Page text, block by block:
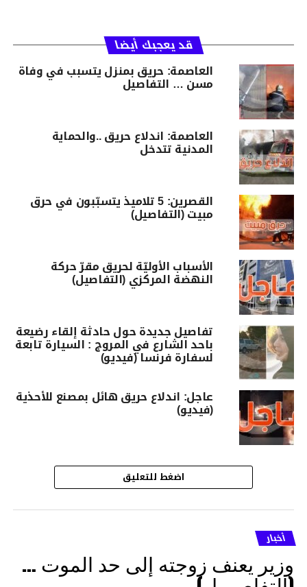
قد يعجبك أيضا
العاصمة: حريق بمنزل يتسبب في وفاة
مسن … التفاصيل
العاصمة: اندلاع حريق ..والحماية
المدنية تتدخل
القصرين: 5 تلاميذ يتسبّبون في حرق
مبيت (التفاصيل)
الأسباب الأوليّة لحريق مقرّ حركة
النهضة المركزي (التفاصيل)
تفاصيل جديدة حول حادثة إلقاء رضيعة
باحد الشارع في المروج : السيارة تابعة
لسفارة فرنسا (فيديو)
عاجل: اندلاع حريق هائل بمصنع للأحذية
(فيديو)
اضغط للتعليق
أخبار
وزير يعنف زوجته إلى حد الموت …